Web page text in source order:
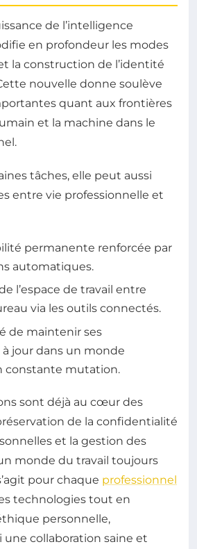
de l’intelligence
en profondeur les modes
la construction de l’identité
nouvelle donne soulève
quant aux frontières
et la machine dans le
tâches, elle peut aussi
entre vie professionnelle et
permanente renforcée par
automatiques.
l’espace de travail entre
via les outils connectés.
de maintenir ses
jour dans un monde
constante mutation.
sont déjà au cœur des
de la confidentialité
et la gestion des
monde du travail toujours
pour chaque professionnel
technologies tout en
personnelle,
une collaboration saine et